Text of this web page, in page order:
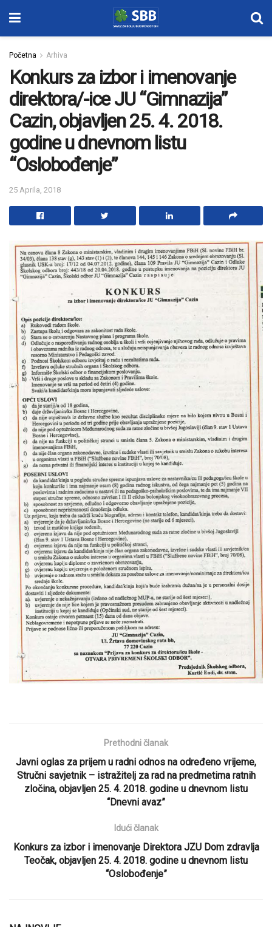
Početna Arhiva
Konkurs za izbor i imenovanje
direktora/-ice JU “Gimnazija”
Cazin, objavljen 25. 4. 2018.
godine u dnevnom listu
“Oslobođenje”
25 Aprila, 2018
Prethodni članak
Javni oglas za prijem u radni odnos na određeno vrijeme,
Stručni savjetnik – istražitelj za rad na predmetima ratnih
zločina, objavljen 25. 4. 2018. godine u dnevnom listu
“Dnevni avaz”
Idući članak
Konkurs za izbor i imenovanje Direktora JZU Dom zdravlja
Teočak, objavljen 25. 4. 2018. godine u dnevnom listu
“Oslobođenje”